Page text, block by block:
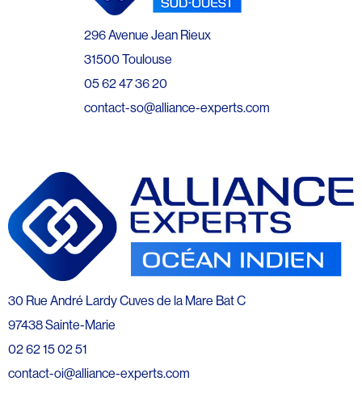
296 Avenue Jean Rieux
31500 Toulouse
05 62 47 36 20
contact-so@alliance-experts.com
30 Rue André Lardy Cuves de la Mare Bat C
97438 Sainte-Marie
02 62 15 02 51
contact-oi@alliance-experts.com